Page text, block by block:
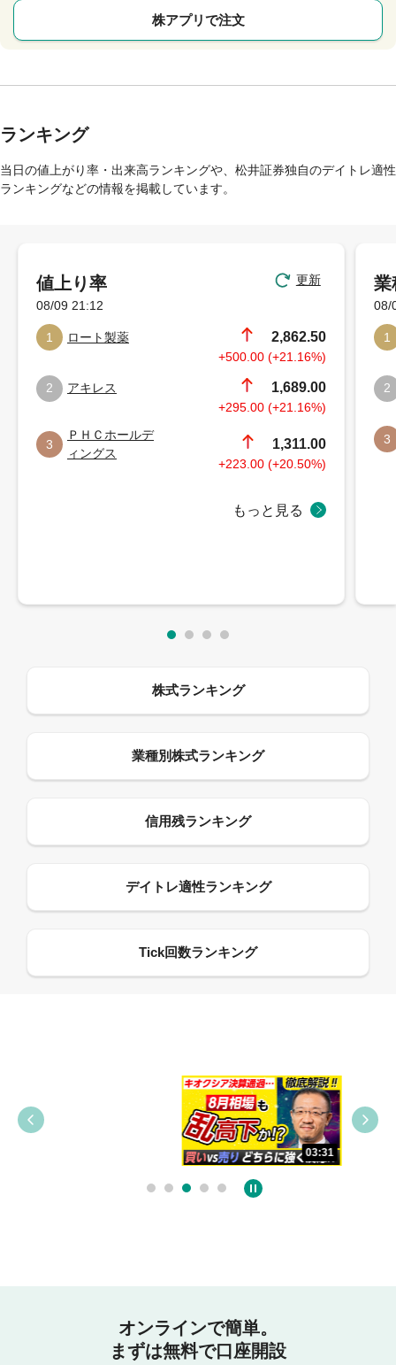
株アプリで注文
ランキング
当日の値上がり率・出来高ランキングや、松井証券独自のデイトレ適性
ランキングなどの情報を掲載しています。
03:31
オンラインで簡単。
まずは無料で口座開設